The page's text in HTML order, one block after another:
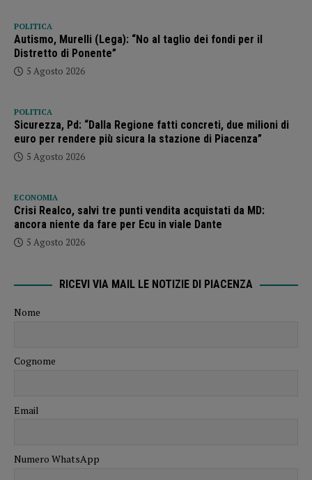
POLITICA
Autismo, Murelli (Lega): “No al taglio dei fondi per il
Distretto di Ponente”
5 Agosto 2026
POLITICA
Sicurezza, Pd: “Dalla Regione fatti concreti, due milioni di
euro per rendere più sicura la stazione di Piacenza”
5 Agosto 2026
ECONOMIA
Crisi Realco, salvi tre punti vendita acquistati da MD:
ancora niente da fare per Ecu in viale Dante
5 Agosto 2026
RICEVI VIA MAIL LE NOTIZIE DI PIACENZA
Nome
Cognome
Email
Numero WhatsApp